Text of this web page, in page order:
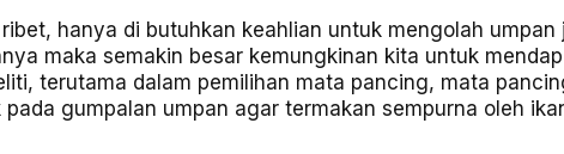
hanya di butuhkan keahlian untuk mengolah umpan
maka semakin besar kemungkinan kita untuk
terutama dalam pemilihan mata pancing, mata
gumpalan umpan agar termakan sempurna oleh